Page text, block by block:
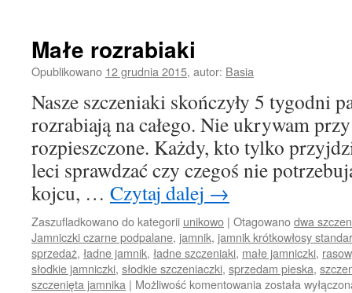
Małe rozrabiaki
Opublikowano 12 grudnia 2015, autor: Basia
Nasze szczeniaki skończyły 5 tygodni
rozrabiają na całego. Nie ukrywam
rozpieszczone. Każdy, kto tylko
leci sprawdzać czy czegoś nie
kojcu, … Czytaj dalej →
Zaszufladkowano do kategorii unikowo | Otagowanodwa
Jamniczki czarne podpalane, jamnik, jamnik krótkowłosy
sprzedaż, ładne jamnik, ładne szczeniaki, małe jamniczki,
słodkie jamniczki, słodkie szczeniaczki, sprzedam pieska,
szczenięta jamnika | Możliwość komentowania Małe
została